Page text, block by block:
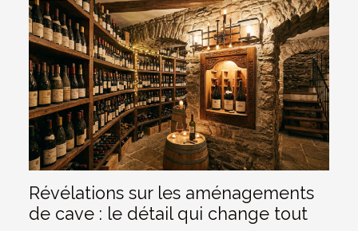
Révélations sur les aménagements
de cave : le détail qui change tout